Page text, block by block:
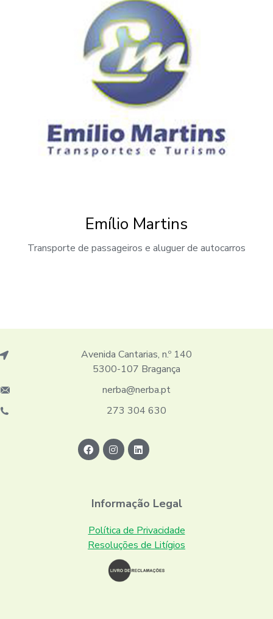
Emílio Martins
Transporte de passageiros e aluguer de autocarros
Avenida Cantarias, n.º 140
5300-107 Bragança
nerba@nerba.pt
273 304 630
Informação Legal
Política de Privacidade
Resoluções de Litígios